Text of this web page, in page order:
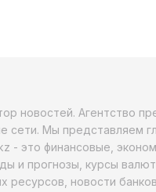
новостей. Агентство
сети. Мы представляем
- это финансовые,
и прогнозы, курсы
новости